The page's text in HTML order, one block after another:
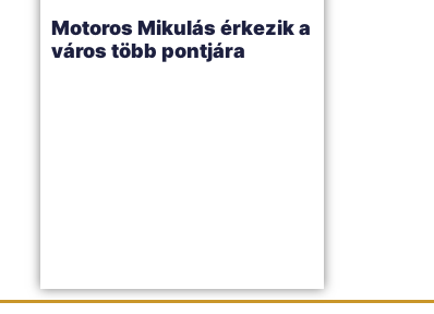
Motoros Mikulás érkezik a
város több pontjára